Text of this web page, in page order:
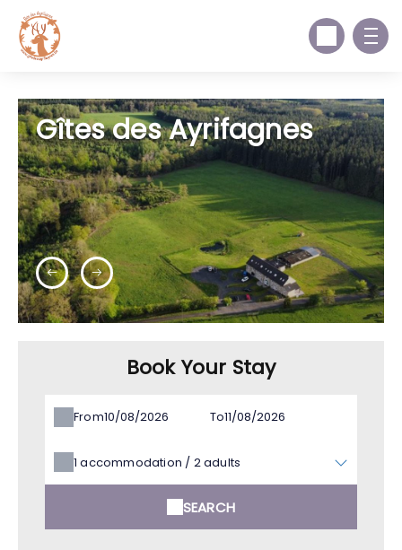
Gîtes des Ayrifagnes
Book Your Stay
From To
1accommodation / 2adults
SEARCH